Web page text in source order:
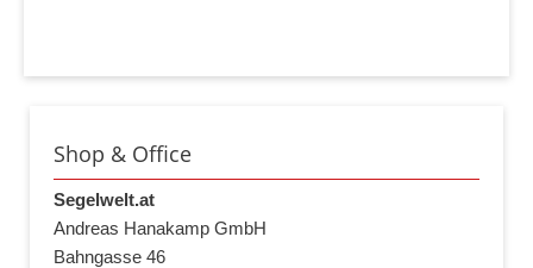
Shop & Office
Segelwelt.at
Andreas Hanakamp GmbH
Bahngasse 46